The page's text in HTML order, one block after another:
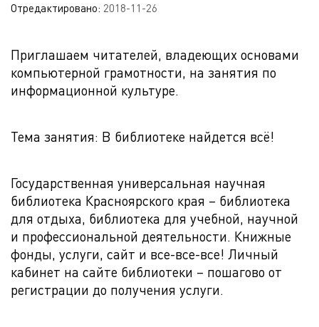
Отредактировано: 2018-11-26
Приглашаем читателей, владеющих основами
компьютерной грамотности, на занятия по
информационной культуре.
Тема занятия: В библиотеке найдется всё!
Государственная универсальная научная
библиотека Красноярского края – библиотека
для отдыха, библиотека для учебной, научной
и профессиональной деятельности. Книжные
фонды, услуги, сайт и все-все-все! Личный
кабинет на сайте библиотеки – пошагово от
регистрации до получения услуги.